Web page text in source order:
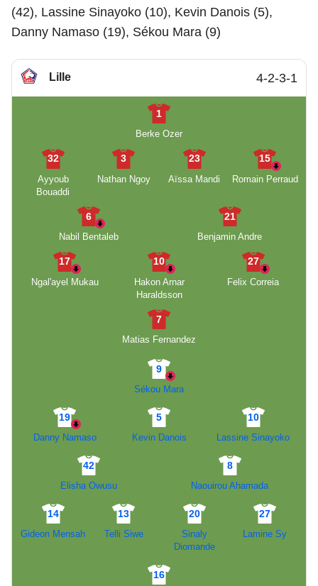
(42), Lassine Sinayoko (10), Kevin Danois (5),
Danny Namaso (19), Sékou Mara (9)
Lille 4-2-3-1
1
Berke Ozer
32
Ayyoub
Bouaddi
3
Nathan Ngoy
23
Aïssa Mandi
15
Romain Perraud
6
Nabil Bentaleb
21
Benjamin Andre
17
Ngal'ayel Mukau
10
Hakon Arnar
Haraldsson
27
Felix Correia
7
Matias Fernandez
9
Sékou Mara
19
Danny Namaso
5
Kevin Danois
10
Lassine Sinayoko
42
Elisha Owusu
8
Naouirou Ahamada
14
Gideon Mensah
13
Telli Siwe
20
Sinaly
Diomande
27
Lamine Sy
16